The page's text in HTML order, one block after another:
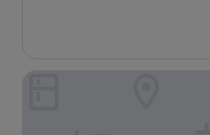
Bewertungen)